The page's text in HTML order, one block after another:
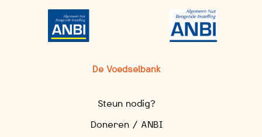
De Voedselbank
Steun nodig?
Doneren / ANBI